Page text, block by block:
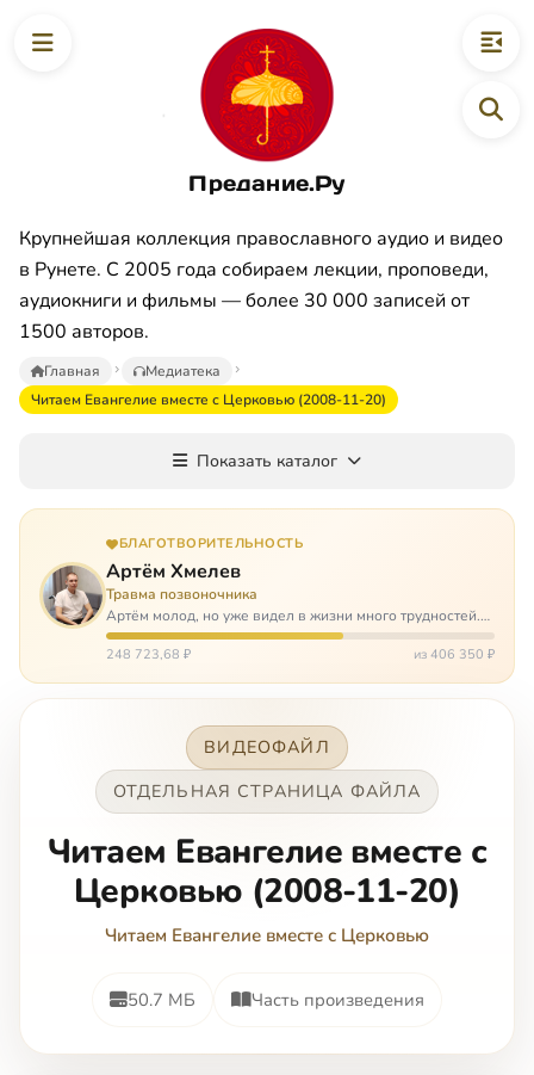
Предание.Ру
Крупнейшая коллекция православного аудио и видео
в Рунете. С 2005 года собираем лекции, проповеди,
аудиокниги и фильмы — более 30 000 записей от
1500 авторов.
Главная
Медиатека
Читаем Евангелие вместе с Церковью (2008-11-20)
Показать каталог
БЛАГОТВОРИТЕЛЬНОСТЬ
Артём Хмелев
Травма позвоночника
Артём молод, но уже видел в жизни много трудностей.
Он сирота, привык заботится о себе сам, но, когда
случилось несчастье, и он был парализован – остался на
248 723,68 ₽ из 406 350 ₽
ВИДЕОФАЙЛ
ОТДЕЛЬНАЯ СТРАНИЦА ФАЙЛА
Читаем Евангелие вместе с
Церковью (2008-11-20)
Читаем Евангелие вместе с Церковью
50.7 МБ Часть произведения